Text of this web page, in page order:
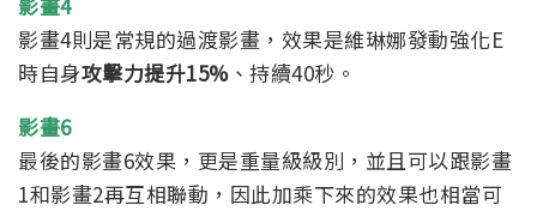
影畫4則是常規的過渡影畫，效果是維琳娜發動強化E
時自身攻擊力提升15%、持續40秒。
影畫6
最後的影畫6效果，更是重量級級別，並且可以跟影畫
1和影畫2再互相聯動，因此加乘下來的效果也相當可